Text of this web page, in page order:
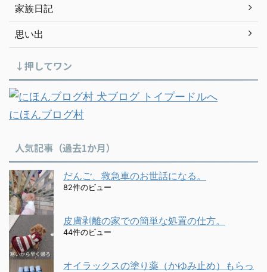
家族日記
思い出
↓押してワン
にほんブログ村
人気記事（過去1か月）
だんご、救急車のお世話になる。
82件のビュー
皮膚剥離の家での簡単な処置の仕方。
44件のビュー
オイラックスの塗り薬（かゆみ止め）もらっ